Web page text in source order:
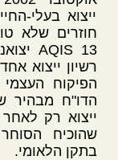
ייצוא בעלי-
רשיון ייצוא
הפיקוח
הדו"ח מבהיר
ייצוא רק
שהוכיח
בתקן הלאומי.